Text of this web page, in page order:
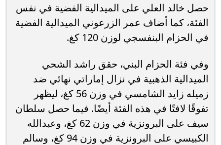
حصل خالد العلي على الميدالية الفضية في نفس
الفئة، كما أضاف عمر الزرعوني الميدالية الفضية
في الحزام البنفسجي لوزن 120 كغ.
وفي فئة الحزام البني، حقق راشد الشحي
الميدالية الذهبية في نزال إماراتي نهائي ضد
زميله زايد الشامسي في وزن 56 كغ، ليظهر
تفوقًا لافتًا في هذه الفئة أيضًا. فيما حصل سلطان
سيف على البرونزية في وزن 62 كغ، وعبدالله
الكبيسي على البرونزية في وزن 94 كغ، وسالم